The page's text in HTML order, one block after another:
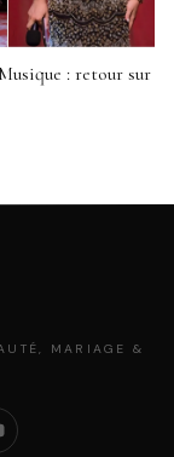
: retour sur
MARIAGE &